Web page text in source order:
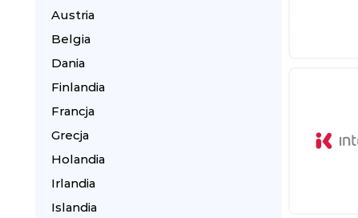
Austria
Belgia
Dania
Finlandia
Francja
Grecja
Holandia
Irlandia
Islandia